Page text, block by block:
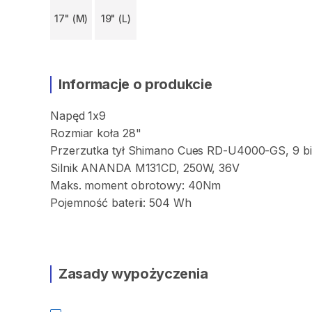
17" (M) 19" (L)
Informacje o produkcie
Napęd 1x9
Rozmiar koła 28"
Przerzutka tył Shimano Cues RD-U4000-GS​,​ 9
Silnik ANANDA M131CD​,​ 250W​,​ 36V
Maks. moment obrotowy: 40Nm
Pojemność baterii: 504 Wh
Zasady wypożyczenia